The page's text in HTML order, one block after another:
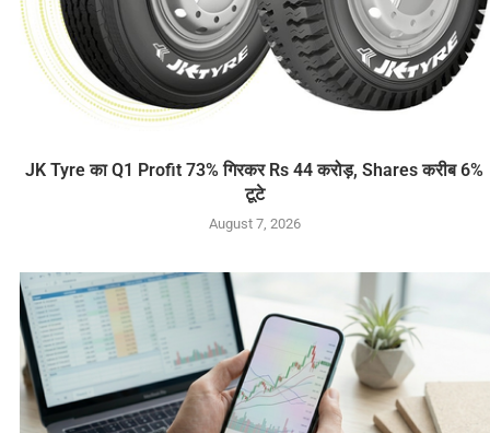
JK Tyre का Q1 Profit 73% गिरकर Rs 44 करोड़, Shares करीब 6%
टूटे
August 7, 2026